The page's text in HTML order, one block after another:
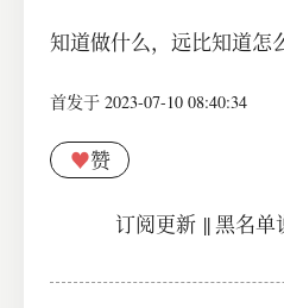
知道做什么，远比知道怎
首发于 2023-07-10 08:40:34
♥赞
订阅更新||黑名单